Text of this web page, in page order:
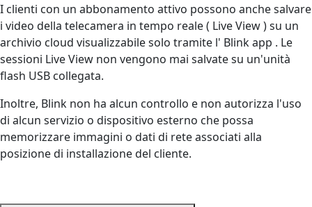
I clienti con un abbonamento attivo possono anche salvare
i video della telecamera in tempo reale ( Live View ) su un
archivio cloud visualizzabile solo tramite l' Blink app . Le
sessioni Live View non vengono mai salvate su un'unità
flash USB collegata.
Inoltre, Blink non ha alcun controllo e non autorizza l'uso
di alcun servizio o dispositivo esterno che possa
memorizzare immagini o dati di rete associati alla
posizione di installazione del cliente.